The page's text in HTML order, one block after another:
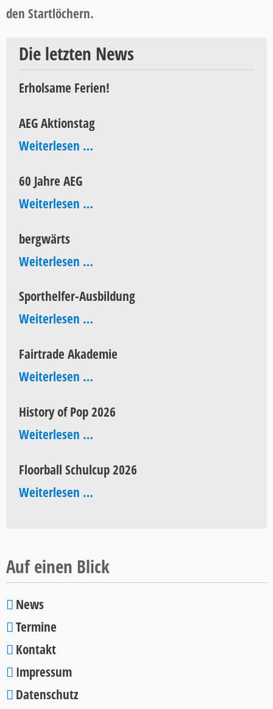
den Startlöchern.
Die letzten News
Erholsame Ferien!
AEG Aktionstag
Weiterlesen …AEG
60 Jahre AEG
Weiterlesen …60
bergwärts
Weiterlesen …bergwärts
Sporthelfer-Ausbildung
Weiterlesen …Sporthelfer-
Fairtrade Akademie
Weiterlesen …Fairtrade
History of Pop 2026
Weiterlesen …History
Pop
2026
Floorball Schulcup 2026
Weiterlesen …Floorball
Auf einen Blick
Navigation
überspringen
News
Termine
Kontakt
Impressum
Datenschutz